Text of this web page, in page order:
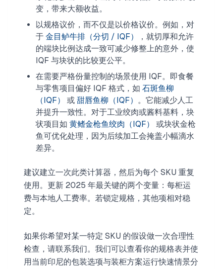
变，带来大额收益。
以规格议价，而不仅是以价格议价。例如，对
于 金目鲈牛排（分切 / IQF）
，就切厚和允许
的端块比例达成一致可减少修整上的意外，使
IQF 与块状的比较更公平。
在需要严格份量控制的场景使用 IQF。即食餐
与零售项目偏好 IQF 格式，如 石斑鱼柳
（IQF）
或 甜唇鱼柳（IQF）
。它能减少人工
并提升一致性。对于工业绞肉或酱料基料，块
状项目如 黄鳍金枪鱼绞肉（IQF）
或块状金枪
鱼可优化处理，因为后续加工会掩盖小幅滴水
差异。
建议建立一次此类计算器，然后为每个 SKU 重复
使用。更新 2025 年最关键的两个变量：每柜运
费与本地人工费率。若锁定规格，其他项相对稳
定。
如果你希望对某一特定 SKU 的假设做一次合理性
检查，请联系我们。我们可以查看你的规格表并使
用当前印尼的包装选项与装柜方案运行快速情景分